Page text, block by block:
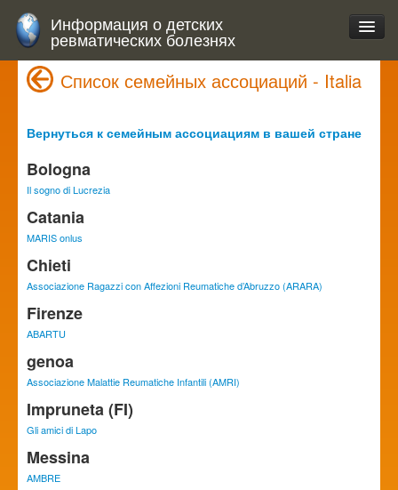
Информация о детских
ревматических болезнях
Список семейных ассоциаций - Italia
Вернуться к семейным ассоциациям в вашей стране
Bologna
Il sogno di Lucrezia
Catania
MARIS onlus
Chieti
Associazione Ragazzi con Affezioni Reumatiche d’Abruzzo (ARARA)
Firenze
ABARTU
genoa
Associazione Malattie Reumatiche Infantili (AMRI)
Impruneta (FI)
Gli amici di Lapo
Messina
AMBRE